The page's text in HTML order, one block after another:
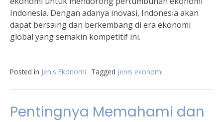
Indonesia. Dengan adanya inovasi, Indonesia akan
dapat bersaing dan berkembang di era ekonomi
global yang semakin kompetitif ini.
Posted in Jenis Ekonomi Tagged jenis ekonomi
Pentingnya Memahami dan